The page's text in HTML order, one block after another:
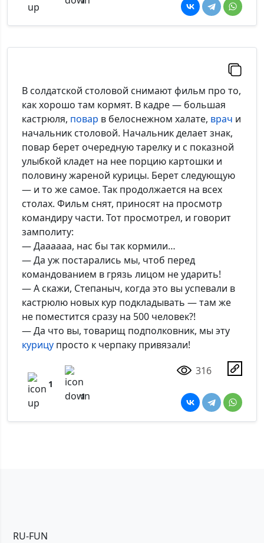
В солдатской столовой снимают фильм про то,
как хорошо там кормят. В кадре — большая
кастрюля, повар в белоснежном халате, врач и
начальник столовой. Начальник делает знак,
повар берет очередную тарелку и с показной
улыбкой кладет на нее порцию картошки и
половину жареной курицы. Берет следующую
— и то же самое. Так продолжается на всех
столах. Фильм снят, приносят на просмотр
командиру части. Тот просмотрел, и говорит
замполиту:
— Даааааа, нас бы так кормили…
— Да уж постарались мы, чтоб перед
командованием в грязь лицом не ударить!
— А скажи, Степаныч, когда это вы успевали в
кастрюлю новых кур подкладывать — там же
не поместится сразу на 500 человек?!
— Да что вы, товарищ подполковник, мы эту
курицу просто к черпаку привязали!
1
1
316
RU-FUN